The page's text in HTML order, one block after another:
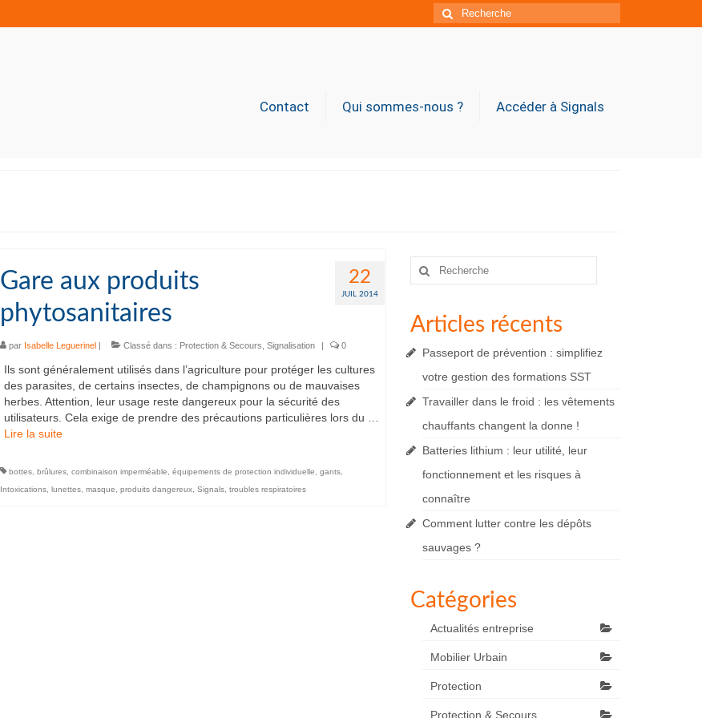
Rechercher
:
Contact Qui sommes-nous ? Accéder à Signals
22
JUIL 2014
Gare aux produits
phytosanitaires
par Isabelle Leguerinel| Classé dans : Protection & Secours Signalisation | 0
Ils sont généralement utilisés dans l’agriculture pour protéger les cultures
des parasites, de certains insectes, de champignons ou de mauvaises
herbes. Attention, leur usage reste dangereux pour la sécurité des
utilisateurs. Cela exige de prendre des précautions particulières lors du …
Lire la suite­­
bottes, brûlures, combinaison imperméable équipements de protection individuelle gants,
Intoxications, lunettes, masque produits dangereux, Signals, troubles respiratoires
Rechercher
Articles récents
Passeport de prévention : simplifiez
votre gestion des formations SST
Travailler dans le froid : les vêtements
chauffants changent la donne !
Batteries lithium : leur utilité, leur
fonctionnement et les risques à
connaître
Comment lutter contre les dépôts
sauvages ?
Catégories
Actualités entreprise
Mobilier Urbain
Protection
Protection & Secours